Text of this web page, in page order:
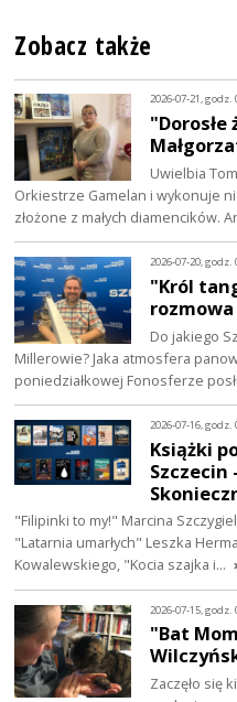
Zobacz także
2026-07-21, godz.
Uwielbia
Orkiestrze Gamelan i wykonuje
złożone z małych diamencików.
2026-07-20, godz.
"Król
Do jakiego
Millerowie? Jaka atmosfera
poniedziałkowej Fonosferze
2026-07-16, godz.
Książki
Szczecin
"Filipinki to my!" Marcina
"Latarnia umarłych" Leszka
Kowalewskiego, "Kocia szajka i…
2026-07-15, godz.
"Bat
Zaczęło się